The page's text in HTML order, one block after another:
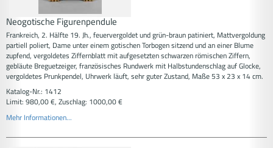
Neogotische Figurenpendule
Frankreich, 2. Hälfte 19. Jh., feuervergoldet und grün-braun patiniert, Mattvergoldung
partiell poliert, Dame unter einem gotischen Torbogen sitzend und an einer Blume
zupfend, vergoldetes Ziffernblatt mit aufgesetzten schwarzen römischen Ziffern,
gebläute Breguetzeiger, französisches Rundwerk mit Halbstundenschlag auf Glocke,
vergoldetes Prunkpendel, Uhrwerk läuft, sehr guter Zustand, Maße 53 x 23 x 14 cm.
Katalog-Nr.: 1412
Limit: 980,00 €, Zuschlag: 1000,00 €
Mehr Informationen...